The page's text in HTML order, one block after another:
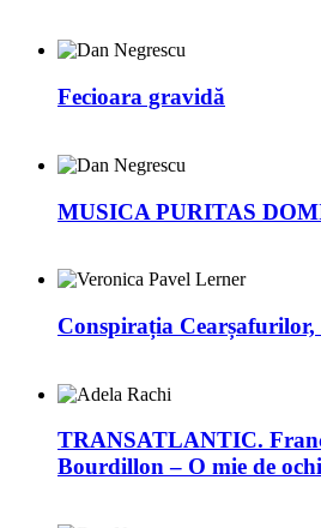
Fecioara gravidă
MUSICA PURITAS
Conspirația
TRANSATLANTIC.
Bourdillon – O mie de